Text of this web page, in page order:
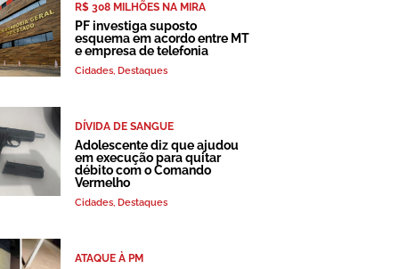
R$ 308 MILHÕES NA MIRA
PF investiga suposto
esquema em acordo entre MT
e empresa de telefonia
Cidades, Destaques
DÍVIDA DE SANGUE
Adolescente diz que ajudou
em execução para quitar
débito com o Comando
Vermelho
Cidades, Destaques
ATAQUE À PM